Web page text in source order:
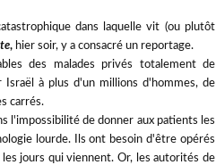
dans laquelle vit (ou plutôt
, hier soir, y a consacré un reportage.
des malades privés totalement de
à plus d'un millions d'hommes, de
carrés.
l'impossibilité de donner aux patients les
lourde. Ils ont besoin d'être opérés
jours qui viennent. Or, les autorités de